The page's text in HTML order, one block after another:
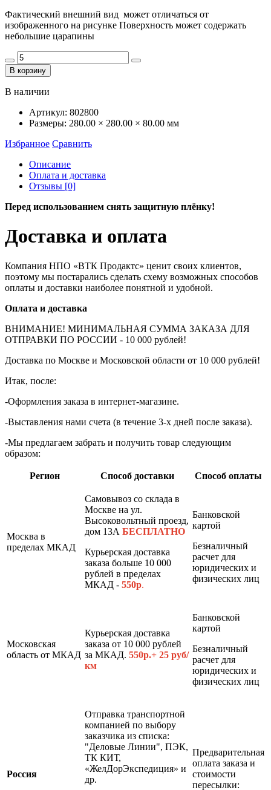
Фактический внешний вид может отличаться от
изображенного на рисунке Поверхность может содержать
небольшие царапины
В корзину
В наличии
Артикул: 802800
Размеры: 280.00 × 280.00 × 80.00 мм
Избранное Сравнить
Описание
Оплата и доставка
Отзывы [0]
Перед использованием снять защитную плёнку!
Доставка и оплата
Компания НПО «ВТК Продактс» ценит своих клиентов,
поэтому мы постарались сделать схему возможных способов
оплаты и доставки наиболее понятной и удобной.
Оплата и доставка
ВНИМАНИЕ! МИНИМАЛЬНАЯ СУММА ЗАКАЗА ДЛЯ
ОТПРАВКИ ПО РОССИИ - 10 000 рублей!
Доставка по Москве и Московской области от 10 000 рублей!
Итак, после:
-Оформления заказа в интернет-магазине.
-Выставления нами счета (в течение 3-х дней после заказа).
-Мы предлагаем забрать и получить товар следующим
образом:
Регион Способ доставки Способ оплаты
Москва в
пределах МКАД
Самовывоз со склада в
Москве на ул.
Высоковольтный проезд,
дом 13А БЕСПЛАТНО
Курьерская доставка
заказа больше 10 000
рублей в пределах
МКАД - 550р.
Банковской
картой
Безналичный
расчет для
юридических и
физических лиц
Московская
область от МКАД
Курьерская доставка
заказа от 10 000 рублей
за МКАД. 550р.+ 25 руб/
км
Банковской
картой
Безналичный
расчет для
юридических и
физических лиц
Россия
Отправка транспортной
компанией по выбору
заказчика из списка:
"Деловые Линии", ПЭК,
ТК КИТ,
«ЖелДорЭкспедиция» и
др.
Предварительная
оплата заказа и
стоимости
пересылки: